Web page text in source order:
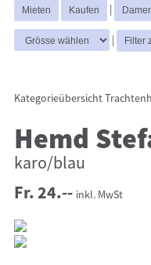
Hüte
Trachtenhemden
|
|
Kategorieübersicht
Hemd
karo/blau
Fr. 24.-- inkl. MwSt